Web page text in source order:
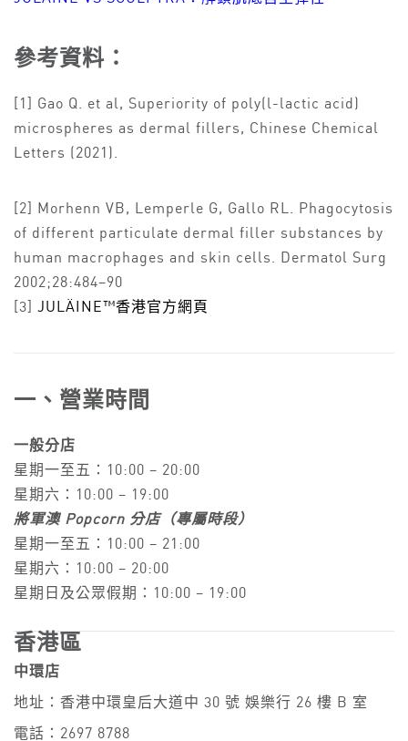
參考資料：
[1] Gao Q. et al, Superiority of poly(l-lactic acid)
microspheres as dermal fillers, Chinese Chemical
Letters (2021).
[2] Morhenn VB, Lemperle G, Gallo RL. Phagocytosis
of different particulate dermal filler substances by
human macrophages and skin cells. Dermatol Surg
2002;28:484–90
[3] JULÄINE™香港官方網頁
一、營業時間
一般分店
星期一至五：10:00 – 20:00
星期六：10:00 – 19:00
將軍澳 Popcorn 分店（專屬時段）
星期一至五：10:00 – 21:00
星期六：10:00 – 20:00
星期日及公眾假期：10:00 – 19:00
香港區
中環店
地址：香港中環皇后大道中 30 號 娛樂行 26 樓 B 室
電話：2697 8788